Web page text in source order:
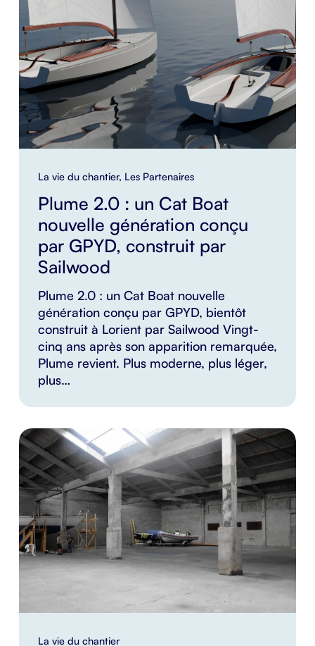
La vie du chantier, Les Partenaires
Plume 2.0 : un Cat Boat
nouvelle génération conçu
par GPYD, construit par
Sailwood
Plume 2.0 : un Cat Boat nouvelle
génération conçu par GPYD, bientôt
construit à Lorient par Sailwood Vingt-
cinq ans après son apparition remarquée,
Plume revient. Plus moderne, plus léger,
plus…
La vie du chantier